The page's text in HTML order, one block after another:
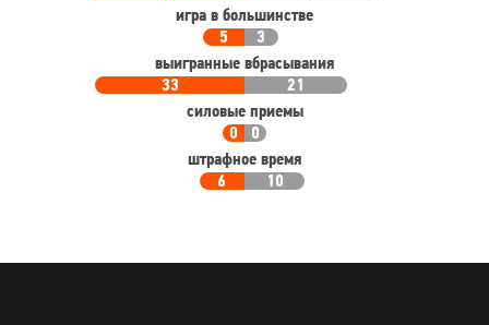
игра в большинстве
5
3
выигранные вбрасывания
33
21
силовые приемы
0
0
штрафное время
6
10